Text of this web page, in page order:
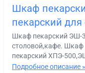
Шкаф
пекарский
Шкаф пекарский ЭШ-
столовой,кафе. Шкаф
пекарский ХПЭ-
Подробное описание »